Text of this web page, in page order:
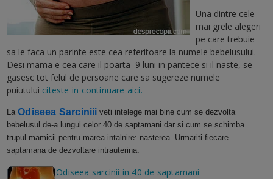
Una dintre cele
mai grele alegeri
pe care trebuie
sa le faca un parinte este cea referitoare la numele bebelusului.
Desi mama e cea care il poarta 9 luni in pantece si il naste, se
gasesc tot felul de persoane care sa sugereze numele
puiutului citeste in continuare aici.
La Odiseea Sarciniii veti intelege mai bine cum se dezvolta
bebelusul de-a lungul celor 40 de saptamani dar si cum se schimba
trupul mamicii pentru marea intalnire: nasterea. Urmariti fiecare
saptamana de dezvoltare intrauterina.
Odiseea sarcinii in 40 de saptamani